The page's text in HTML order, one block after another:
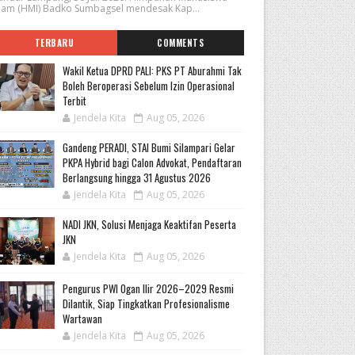
(HMI) Badko Sumbagsel mendesak Kap...
TERBARU COMMENTS
Wakil Ketua DPRD PALI: PKS PT Aburahmi Tak
Boleh Beroperasi Sebelum Izin Operasional
Terbit
Jendela Kita Aug 05, 2026
Gandeng PERADI, STAI Bumi Silampari Gelar
PKPA Hybrid bagi Calon Advokat, Pendaftaran
Berlangsung hingga 31 Agustus 2026
Jendela Kita Aug 05, 2026
NADI JKN, Solusi Menjaga Keaktifan Peserta
JKN
Jendela Kita Aug 05, 2026
Pengurus PWI Ogan Ilir 2026–2029 Resmi
Dilantik, Siap Tingkatkan Profesionalisme
Wartawan
Jendela Kita Aug 05, 2026